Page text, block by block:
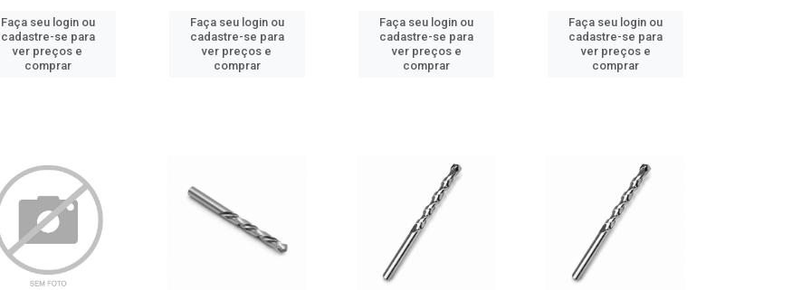
Faça seu login ou
cadastre-se para
ver preços e
comprar
Faça seu login ou
cadastre-se para
ver preços e
comprar
Faça seu login ou
cadastre-se para
ver preços e
comprar
Faça seu login ou
cadastre-se para
ver preços e
comprar